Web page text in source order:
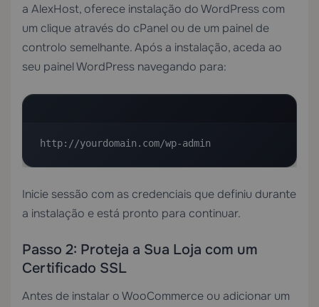
a AlexHost, oferece instalação do WordPress com
um clique através do cPanel ou de um painel de
controlo semelhante. Após a instalação, aceda ao
seu painel WordPress navegando para:
http://yourdomain.com/wp-admin
Inicie sessão com as credenciais que definiu durante
a instalação e está pronto para continuar.
Passo 2: Proteja a Sua Loja com um
Certificado SSL
Antes de instalar o WooCommerce ou adicionar um